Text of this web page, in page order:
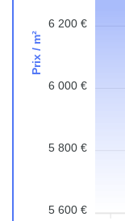
6 200 €
6 000 €
5 800 €
5 600 €
Prix / m²